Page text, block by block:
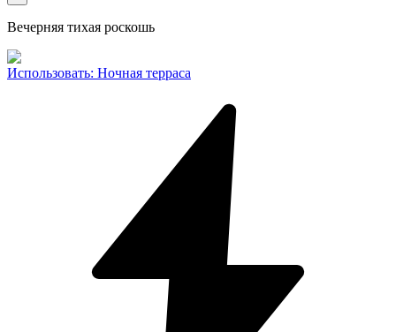
Вечерняя тихая роскошь
Использовать: Ночная терраса